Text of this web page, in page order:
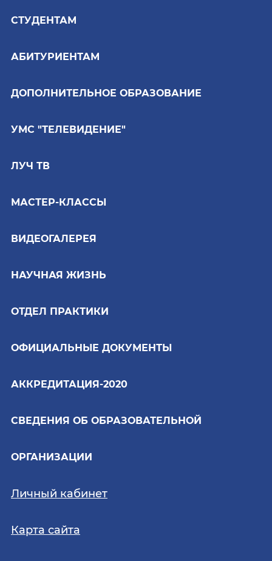
СТУДЕНТАМ
АБИТУРИЕНТАМ
ДОПОЛНИТЕЛЬНОЕ ОБРАЗОВАНИЕ
УМС "ТЕЛЕВИДЕНИЕ"
ЛУЧ ТВ
МАСТЕР-КЛАССЫ
ВИДЕОГАЛЕРЕЯ
НАУЧНАЯ ЖИЗНЬ
ОТДЕЛ ПРАКТИКИ
ОФИЦИАЛЬНЫЕ ДОКУМЕНТЫ
АККРЕДИТАЦИЯ-2020
СВЕДЕНИЯ ОБ ОБРАЗОВАТЕЛЬНОЙ
ОРГАНИЗАЦИИ
Личный кабинет
Карта сайта